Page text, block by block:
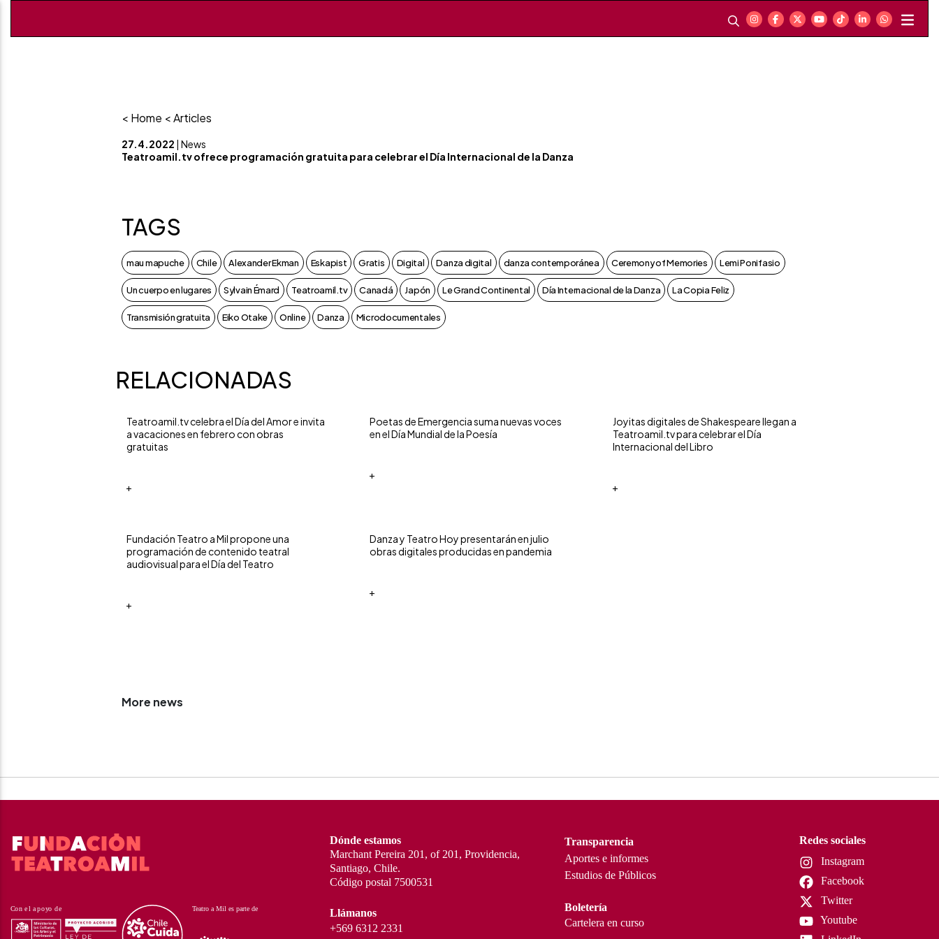
< Home < Articles
27.4.2022 | News
Teatroamil.tv ofrece programación gratuita para celebrar el Día Internacional de la Danza
TAGS
mau mapuche Chile Alexander Ekman Eskapist Gratis Digital Danza digital danza contemporánea Ceremony of Memories Lemi Ponifasio
Un cuerpo en lugares Sylvain Émard Teatroamil.tv Canadá Japón Le Grand Continental Día Internacional de la Danza La Copia Feliz
Transmisión gratuita Eiko Otake Online Danza Microdocumentales
RELACIONADAS
Teatroamil.tv celebra el Día del Amor e invita
a vacaciones en febrero con obras
gratuitas
+
Poetas de Emergencia suma nuevas voces
en el Día Mundial de la Poesía
+
Joyitas digitales de Shakespeare llegan a
Teatroamil.tv para celebrar el Día
Internacional del Libro
+
Fundación Teatro a Mil propone una
programación de contenido teatral
audiovisual para el Día del Teatro
+
Danza y Teatro Hoy presentarán en julio
obras digitales producidas en pandemia
+
More news
Dónde estamos
Marchant Pereira 201, of 201, Providencia,
Santiago, Chile.
Código postal 7500531
Llámanos
+569 6312 2331
Transparencia
Aportes e informes
Estudios de Públicos
Boletería
Cartelera en curso
Redes sociales
Instagram
Facebook
Twitter
Youtube